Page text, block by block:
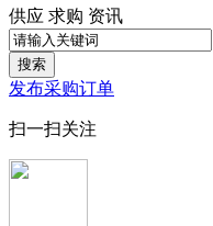
供应 求购 资讯
搜索
发布采购订单
扫一扫关注